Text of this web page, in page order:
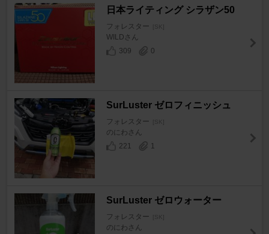
日本ライティング シラザン50
フォレスター [SK]
WILDさん
309
0
SurLuster ゼロフィニッシュ
フォレスター [SK]
のにわさん
221
1
SurLuster ゼロウォーター
フォレスター [SK]
のにわさん